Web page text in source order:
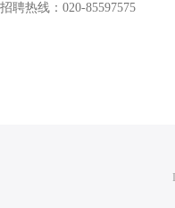
招聘热线：020-85597575